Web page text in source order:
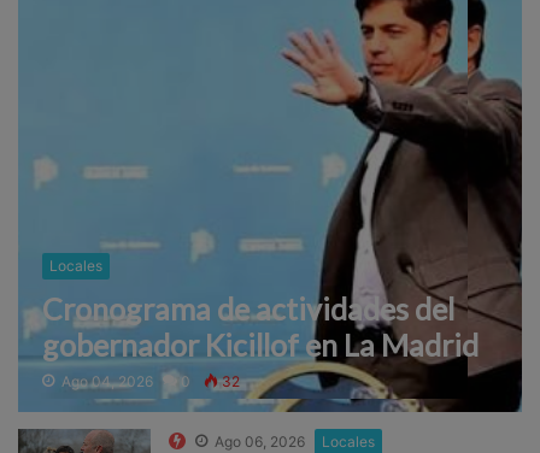
Locales
Cronograma de actividades del
gobernador Kicillof en La Madrid
Ago 04, 2026 0 32
Ago 06, 2026 Locales